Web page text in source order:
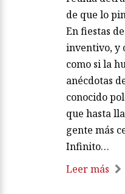
de que lo
En fiestas
inventivo, y
como si la
anécdotas
conocido
que hasta
gente más
Infinito…
Leer más